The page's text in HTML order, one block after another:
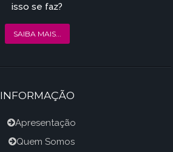
isso se faz?
SAIBA MAIS...
INFORMAÇÃO
Apresentação
Quem Somos